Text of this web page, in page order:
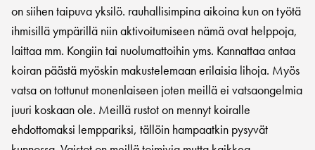
on siihen taipuva yksilö. rauhallisimpina aikoina kun on työtä
ihmisillä ympärillä niin aktivoitumiseen nämä ovat helppoja,
laittaa mm. Kongiin tai nuolumattoihin yms. Kannattaa antaa
koiran päästä myöskin makustelemaan erilaisia lihoja. Myös
vatsa on tottunut monenlaiseen joten meillä ei vatsaongelmia
juuri koskaan ole. Meillä rustot on mennyt koiralle
ehdottomaksi lemppariksi, tällöin hampaatkin pysyvät